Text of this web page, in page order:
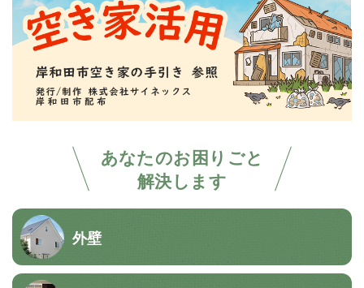
あなたのお困りごと
解決します
外壁